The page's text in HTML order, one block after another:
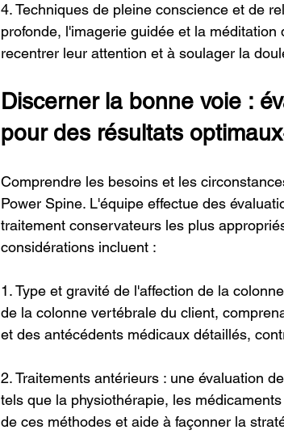
4. Techniques de pleine conscience et de
profonde, l'imagerie guidée et la
recentrer leur attention et à soulager la
Discerner la bonne voie :
pour des résultats optimaux
Comprendre les besoins et les
Power Spine. L'équipe effectue des
traitement conservateurs les plus
considérations incluent :
1. Type et gravité de l'affection de la
de la colonne vertébrale du client,
et des antécédents médicaux détaillés,
2. Traitements antérieurs : une évaluation
tels que la physiothérapie, les
de ces méthodes et aide à façonner la